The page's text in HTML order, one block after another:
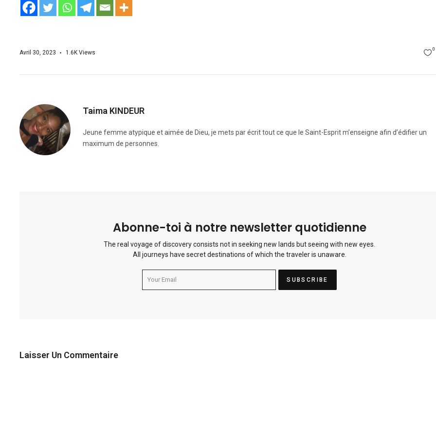
Avril 30, 2023 1.6K Views 0
Taima KINDEUR
Jeune femme atypique et aimée de Dieu, je mets par écrit tout ce que le Saint-Esprit m’enseigne afin d’édifier un
maximum de personnes.
Abonne-toi à notre newsletter quotidienne
The real voyage of discovery consists not in seeking new lands but seeing with new eyes.
All journeys have secret destinations of which the traveler is unaware.
Laisser Un Commentaire